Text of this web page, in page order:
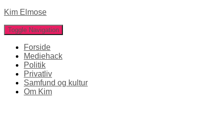
Kim Elmose
Toggle Navigation
Forside
Mediehack
Politik
Privatliv
Samfund og kultur
Om Kim